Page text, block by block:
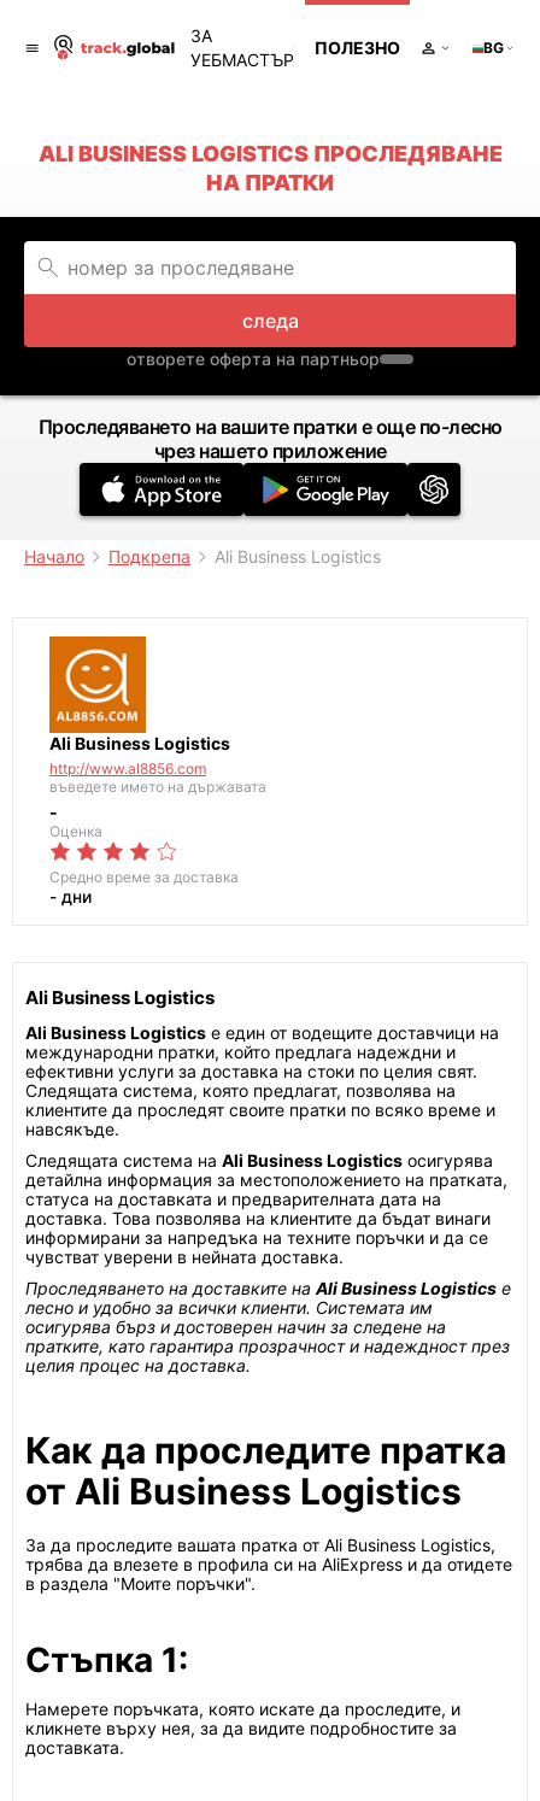
ЗА
УЕБМАСТЪР
ПОЛЕЗНО BG
ALI BUSINESS LOGISTICS ПРОСЛЕДЯВАНЕ
НА ПРАТКИ
следа
отворете оферта на партньор
Проследяването на вашите пратки е още по-лесно
чрез нашето приложение
Начало Подкрепа Ali Business Logistics
Ali Business Logistics
http://www.al8856.com
въведете името на държавата
-
Оценка
Средно време за доставка
- дни
Ali Business Logistics
Ali Business Logistics е един от водещите доставчици на
международни пратки, който предлага надеждни и
ефективни услуги за доставка на стоки по целия свят.
Следящата система, която предлагат, позволява на
клиентите да проследят своите пратки по всяко време и
навсякъде.
Следящата система на Ali Business Logistics осигурява
детайлна информация за местоположението на пратката,
статуса на доставката и предварителната дата на
доставка. Това позволява на клиентите да бъдат винаги
информирани за напредъка на техните поръчки и да се
чувстват уверени в нейната доставка.
Проследяването на доставките на Ali Business Logistics е
лесно и удобно за всички клиенти. Системата им
осигурява бърз и достоверен начин за следене на
пратките, като гарантира прозрачност и надеждност през
целия процес на доставка.
Как да проследите пратка
от Ali Business Logistics
За да проследите вашата пратка от Ali Business Logistics,
трябва да влезете в профила си на AliExpress и да отидете
в раздела "Моите поръчки".
Стъпка 1:
Намерете поръчката, която искате да проследите, и
кликнете върху нея, за да видите подробностите за
доставката.